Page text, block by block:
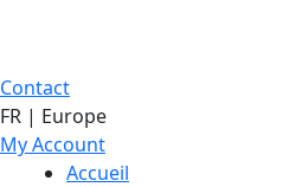
Contact
FR | Europe
My Account
Accueil